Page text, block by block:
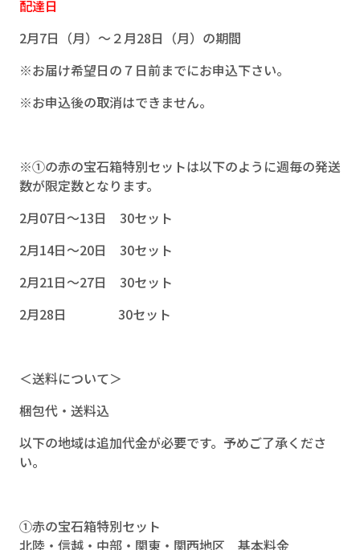
配達日
2月7日（月）～２月28日（月）の期間
※お届け希望日の７日前までにお申込下さい。
※お申込後の取消はできません。
※①の赤の宝石箱特別セットは以下のように週毎の発送
数が限定数となります。
2月07日～13日 30セット
2月14日～20日 30セット
2月21日～27日 30セット
2月28日 30セット
＜送料について＞
梱包代・送料込
以下の地域は追加代金が必要です。予めご了承くださ
い。
①赤の宝石箱特別セット
北陸・信越・中部・関東・関西地区 基本料金